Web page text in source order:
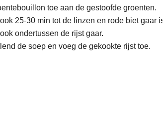
toe aan de gestoofde groenten.
25-30 min tot de linzen en rode biet gaar
ondertussen de rijst gaar.
de soep en voeg de gekookte rijst toe.